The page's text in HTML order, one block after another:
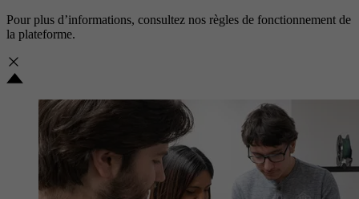
Pour plus d’informations, consultez nos règles de fonctionnement de
la plateforme.